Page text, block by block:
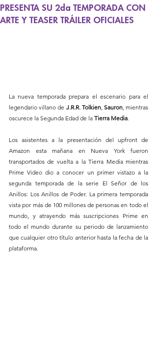
PRESENTA SU 2da TEMPORADA CON
ARTE Y TEASER TRÁILER OFICIALES
La nueva temporada prepara el escenario para el
legendario villano de J.R.R. Tolkien, Sauron, mientras
oscurece la Segunda Edad de la Tierra Media
Los asistentes a la presentación del upfront de
Amazon esta mañana en Nueva York fueron
transportados de vuelta a la Tierra Media mientras
Prime Video dio a conocer un primer vistazo a la
segunda temporada de la serie El Señor de los
Anillos: Los Anillos de Poder. La primera temporada
vista por más de 100 millones de personas en todo el
mundo, y atrayendo más suscripciones Prime en
todo el mundo durante su periodo de lanzamiento
que cualquier otro título anterior hasta la fecha de la
plataforma.